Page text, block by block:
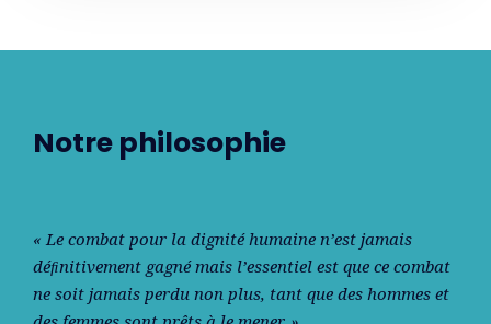
Notre philosophie
« Le combat pour la dignité humaine n’est jamais
déﬁnitivement gagné mais l’essentiel est que ce combat
ne soit jamais perdu non plus, tant que des hommes et